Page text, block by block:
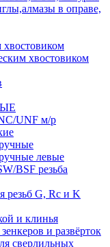
в оправе,
хвостовиком
хвостовиком
UNF м/р
левые
BSF резьба
G, Rc и K
и клинья
и развёрток
сверлильных